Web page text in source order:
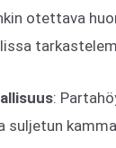
otettava
:
suljetun